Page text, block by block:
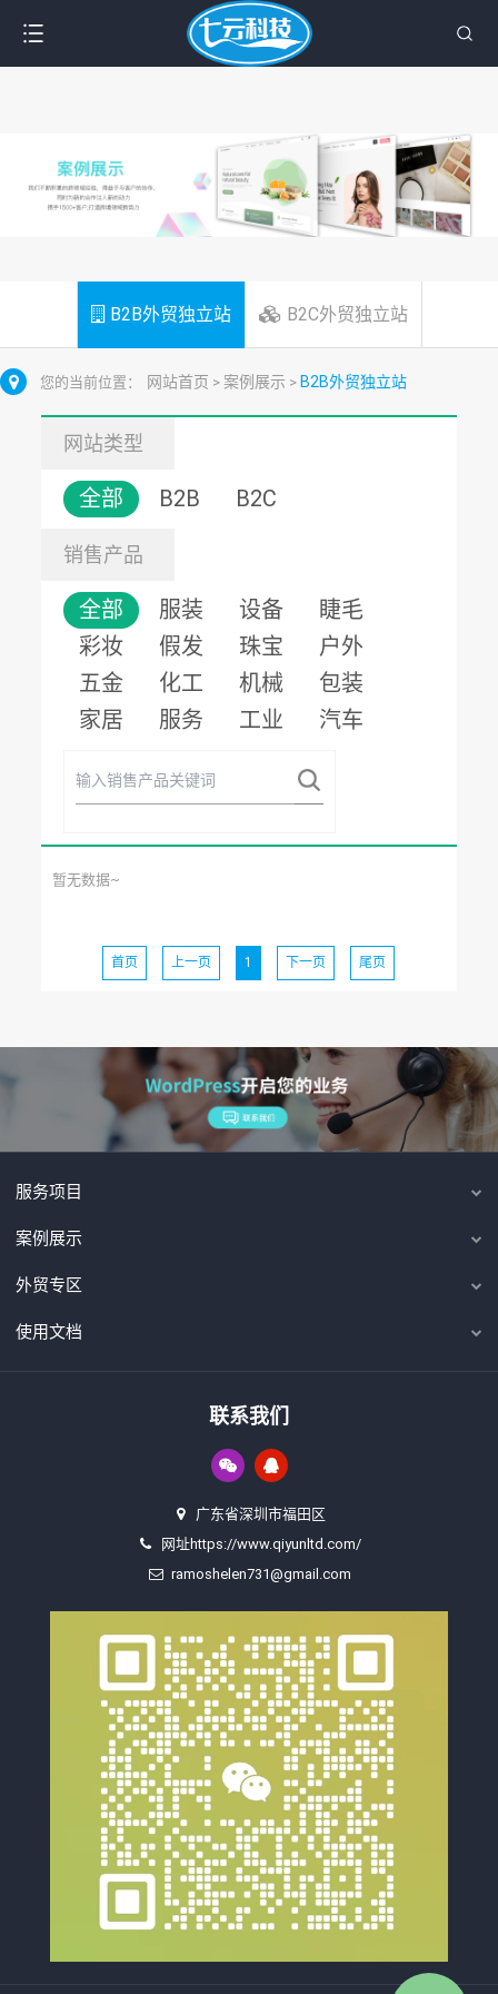
B2B外贸独立站 B2C外贸独立站
您的当前位置： 网站首页 > 案例展示 > B2B外贸独立站
网站类型
全部 B2B B2C
销售产品
全部 服装 设备
睫毛
彩妆
假发 珠宝
户外
五金
化工 机械
包装
家居
服务 工业 汽车
暂无数据~
首页 上一页 1 下一页 尾页
服务项目
案例展示
外贸专区
使用文档
联系我们
广东省深圳市福田区
网址https://www.qiyunltd.com/
ramoshelen731@gmail.com